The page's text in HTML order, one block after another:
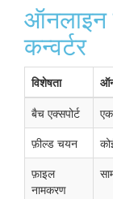
ऑनलाइन
कन्वर्टर
विशेषता
बैच एक्सपोर्ट
फ़ील्ड चयन
फ़ाइल
नामकरण